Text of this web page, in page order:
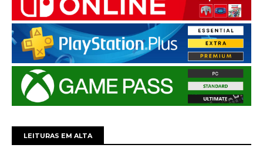
LEITURAS EM ALTA